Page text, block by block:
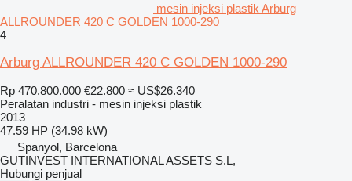
mesin injeksi plastik Arburg
ALLROUNDER 420 C GOLDEN 1000-290
4
Arburg ALLROUNDER 420 C GOLDEN 1000-290
Rp 470.800.000 €22.800 ≈ US$26.340
Peralatan industri - mesin injeksi plastik
2013
47.59 HP (34.98 kW)
Spanyol, Barcelona
GUTINVEST INTERNATIONAL ASSETS S.L,
Hubungi penjual